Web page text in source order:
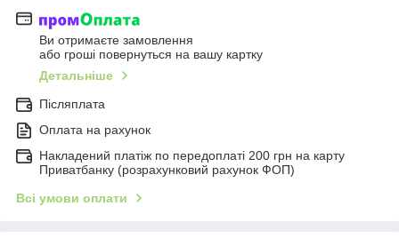
Ви отримаєте замовлення
або гроші повернуться на вашу картку
Детальніше
Післяплата
Оплата на рахунок
Накладений платіж по передоплаті 200 грн на карту
Приватбанку (розрахунковий рахунок ФОП)
Всі умови оплати